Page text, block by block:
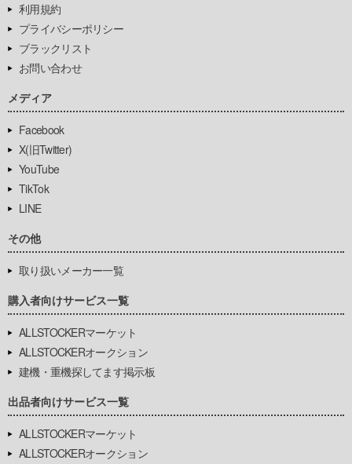
利用規約
プライバシーポリシー
ブラックリスト
お問い合わせ
メディア
Facebook
X(旧Twitter)
YouTube
TikTok
LINE
その他
取り扱いメーカー一覧
購入者向けサービス一覧
ALLSTOCKERマーケット
ALLSTOCKERオークション
建機・重機探してます掲示板
出品者向けサービス一覧
ALLSTOCKERマーケット
ALLSTOCKERオークション